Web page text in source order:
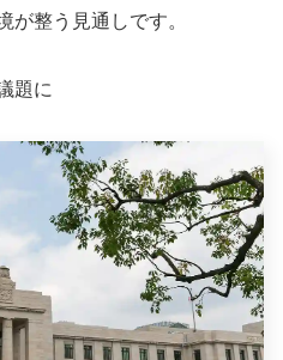
が整う見通しです。
題に